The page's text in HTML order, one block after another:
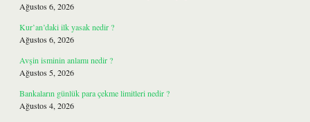
Ağustos 6, 2026
Kur’an’daki ilk yasak nedir ?
Ağustos 6, 2026
Avşin isminin anlamı nedir ?
Ağustos 5, 2026
Bankaların günlük para çekme limitleri nedir ?
Ağustos 4, 2026